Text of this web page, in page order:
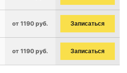
от 1190 руб. Записаться
от 1190 руб. Записаться